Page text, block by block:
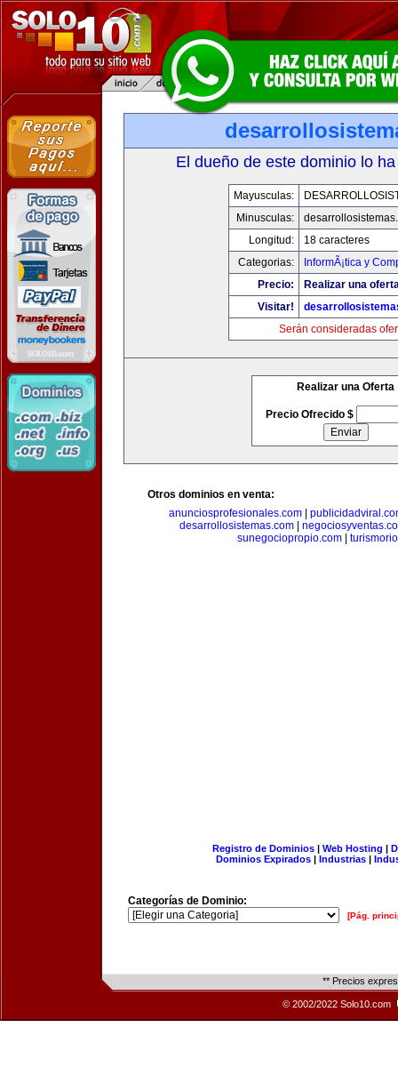
El dueño de este dominio lo
Mayusculas:
Minusculas:
Longitud:
18 caracteres
Categorias:
InformÃ¡tica y
Precio:
Realizar una
Visitar!
Serán consideradas
Realizar una Oferta
Precio Ofrecido $
Otros dominios en venta:
anunciosprofesionales.com|
desarrollosistemas.com|
sunegociopropio.com|
Registro de Dominios| Web Hosting |
Dominios Expirados | Industrias |
Categorías de Dominio:
[Pág.
** Precios
© 2002/2022 Solo10.com